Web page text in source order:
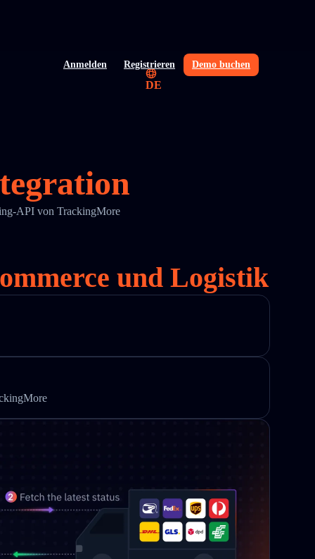
Anmelden Registrieren Demo buchen
DE
API von TrackingMore
und Logistik